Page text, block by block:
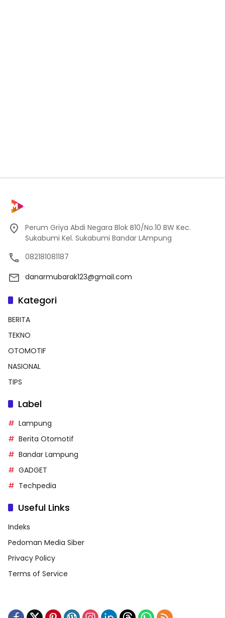
Perum Griya Abdi Negara Blok B10/No.10 BW Kec.
Sukabumi Kel. Sukabumi Bandar LAmpung
082181081187
danarmubarak123@gmail.com
Kategori
BERITA
TEKNO
OTOMOTIF
NASIONAL
TIPS
Label
Lampung
Berita Otomotif
Bandar Lampung
GADGET
Techpedia
Useful Links
Indeks
Pedoman Media Siber
Privacy Policy
Terms of Service